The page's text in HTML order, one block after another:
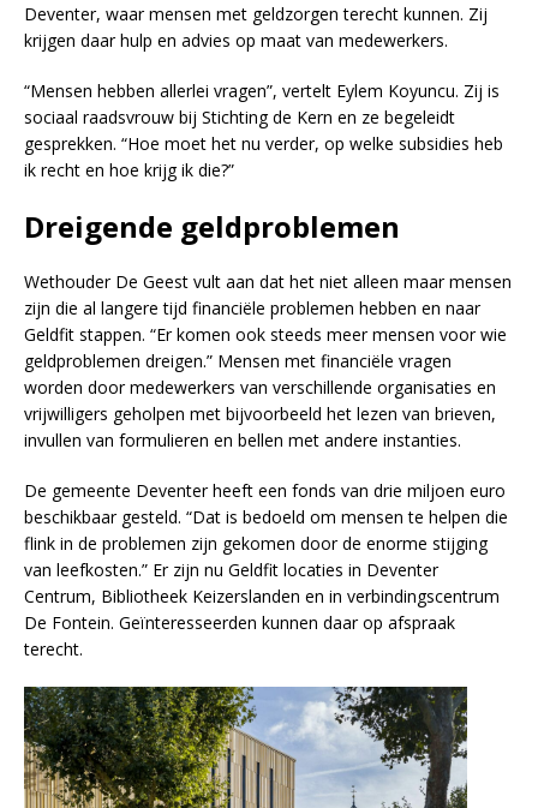
Deventer, waar mensen met geldzorgen terecht kunnen. Zij
krijgen daar hulp en advies op maat van medewerkers.
“Mensen hebben allerlei vragen”, vertelt Eylem Koyuncu. Zij is
sociaal raadsvrouw bij Stichting de Kern en ze begeleidt
gesprekken. “Hoe moet het nu verder, op welke subsidies heb
ik recht en hoe krijg ik die?”
Dreigende geldproblemen
Wethouder De Geest vult aan dat het niet alleen maar mensen
zijn die al langere tijd financiële problemen hebben en naar
Geldfit stappen. “Er komen ook steeds meer mensen voor wie
geldproblemen dreigen.” Mensen met financiële vragen
worden door medewerkers van verschillende organisaties en
vrijwilligers geholpen met bijvoorbeeld het lezen van brieven,
invullen van formulieren en bellen met andere instanties.
De gemeente Deventer heeft een fonds van drie miljoen euro
beschikbaar gesteld. “Dat is bedoeld om mensen te helpen die
flink in de problemen zijn gekomen door de enorme stijging
van leefkosten.” Er zijn nu Geldfit locaties in Deventer
Centrum, Bibliotheek Keizerslanden en in verbindingscentrum
De Fontein. Geïnteresseerden kunnen daar op afspraak
terecht.